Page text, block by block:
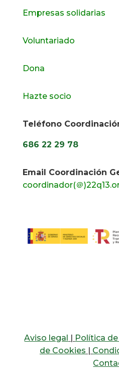
Empresas solidarias
Voluntariado
Dona
Hazte socio
Teléfono
686 22 29 78
Email Coordinación
coordinador(＠
Aviso legal Política
de Cookies